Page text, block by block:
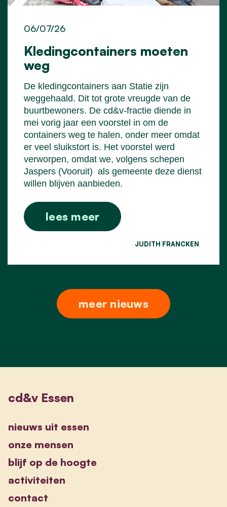
Kledingcontainers moeten
weg
06/07/26
De kledingcontainers aan Statie zijn
weggehaald. Dit tot grote vreugde van de
buurtbewoners. De cd&v-fractie diende in
mei vorig jaar een voorstel in om de
containers weg te halen, onder meer omdat
er veel sluikstort is. Het voorstel werd
verworpen, omdat we, volgens schepen
Jaspers (Vooruit) als gemeente deze dienst
willen blijven aanbieden.
lees meer
JUDITH FRANCKEN
meer nieuws
cd&v Essen
nieuws uit essen
onze mensen
blijf op de hoogte
activiteiten
contact